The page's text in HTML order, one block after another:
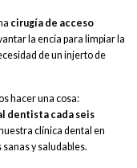
cirugía de acceso
la encía para limpiar la
de un injerto de
hacer una cosa:
dentista cada seis
clínica dental en
y saludables.